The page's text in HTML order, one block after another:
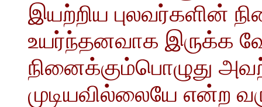
இயற்றிய புலவர்களின்
உயர்ந்தனவாக இருக்க
நினைக்கும்பொழுது
முடியவில்லையே என்ற